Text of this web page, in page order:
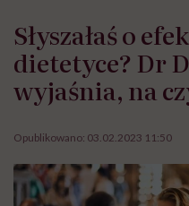
Słyszałaś o
dietetyce? Dr
wyjaśnia, na
Opublikowano: 03.02.2023 11:50